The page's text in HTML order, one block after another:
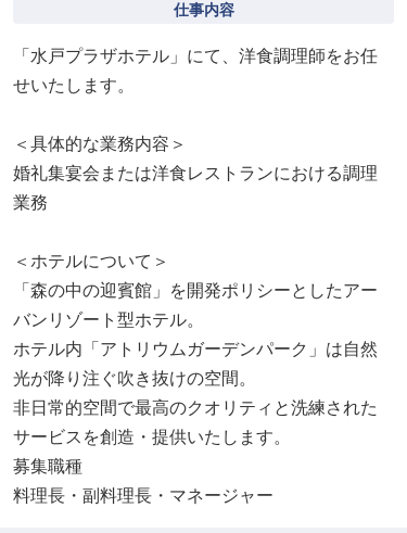
仕事内容
「水戸プラザホテル」にて、洋食調理師をお任
せいたします。
＜具体的な業務内容＞
婚礼集宴会または洋食レストランにおける調理
業務
＜ホテルについて＞
「森の中の迎賓館」を開発ポリシーとしたアー
バンリゾート型ホテル。
ホテル内「アトリウムガーデンパーク」は自然
光が降り注ぐ吹き抜けの空間。
非日常的空間で最高のクオリティと洗練された
サービスを創造・提供いたします。
募集職種
料理長・副料理長・マネージャー